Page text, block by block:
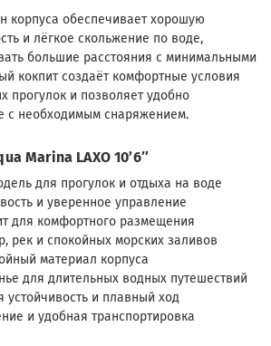
корпуса обеспечивает хорошую
и лёгкое скольжение по воде,
большие расстояния с минимальными
кокпит создаёт комфортные условия
прогулок и позволяет удобно
с необходимым снаряжением.
Marina LAXO 10’6″
для прогулок и отдыха на воде
и уверенное управление
для комфортного размещения
рек и спокойных морских заливов
материал корпуса
для длительных водных путешествий
устойчивость и плавный ход
и удобная транспортировка